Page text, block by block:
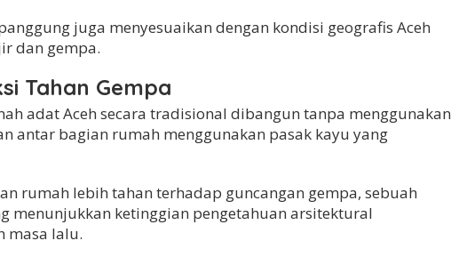
juga menyesuaikan dengan kondisi geografis Aceh
dan gempa.
Tahan Gempa
adat Aceh secara tradisional dibangun tanpa menggunakan
antar bagian rumah menggunakan pasak kayu yang
rumah lebih tahan terhadap guncangan gempa, sebuah
menunjukkan ketinggian pengetahuan arsitektural
masa lalu.